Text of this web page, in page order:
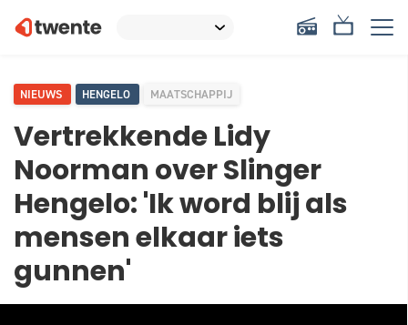
NIEUWS HENGELO MAATSCHAPPIJ
Vertrekkende Lidy
Noorman over Slinger
Hengelo: 'Ik word blij als
mensen elkaar iets
gunnen'